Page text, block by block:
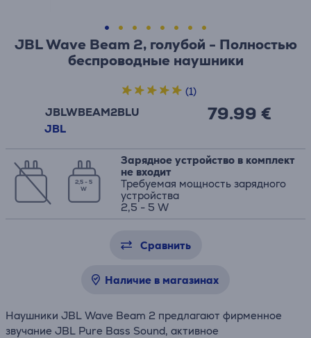
JBL Wave Beam 2, голубой - Полностью
беспроводные наушники
JBLWBEAM2BLU
JBL
79.99 €
(1)
2,5 - 5
W
Зарядное устройство в комплект
не входит
Требуемая мощность зарядного
устройства
2,5 - 5 W
Сравнить
Наличие в магазинах
Наушники JBL Wave Beam 2 предлагают фирменное
звучание JBL Pure Bass Sound, активное